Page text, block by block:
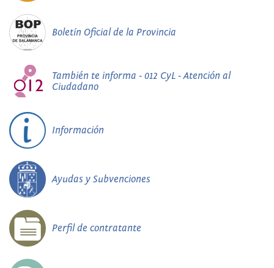
Boletín Oficial de la Provincia
También te informa - 012 CyL - Atención al
Ciudadano
Información
Ayudas y Subvenciones
Perfil de contratante